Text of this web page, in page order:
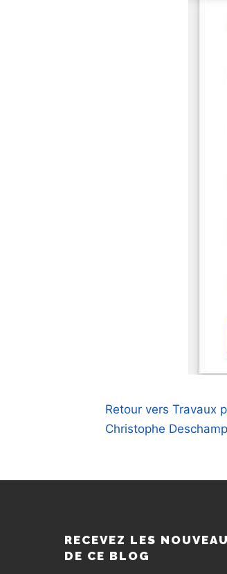
Retour vers Travaux
Christophe
RECEVEZ LES
DE CE BLOG